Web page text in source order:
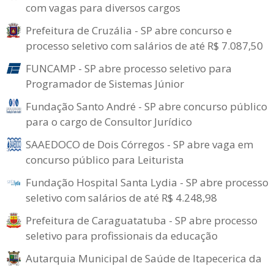
com vagas para diversos cargos
Prefeitura de Cruzália - SP abre concurso e
processo seletivo com salários de até R$ 7.087,50
FUNCAMP - SP abre processo seletivo para
Programador de Sistemas Júnior
Fundação Santo André - SP abre concurso público
para o cargo de Consultor Jurídico
SAAEDOCO de Dois Córregos - SP abre vaga em
concurso público para Leiturista
Fundação Hospital Santa Lydia - SP abre processo
seletivo com salários de até R$ 4.248,98
Prefeitura de Caraguatatuba - SP abre processo
seletivo para profissionais da educação
Autarquia Municipal de Saúde de Itapecerica da